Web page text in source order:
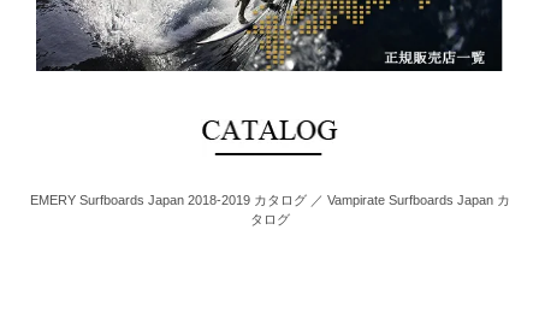
EMERY Surfboards Japan 2018-2019 カタログ ／ Vampirate Surfboards Japan カ
タログ